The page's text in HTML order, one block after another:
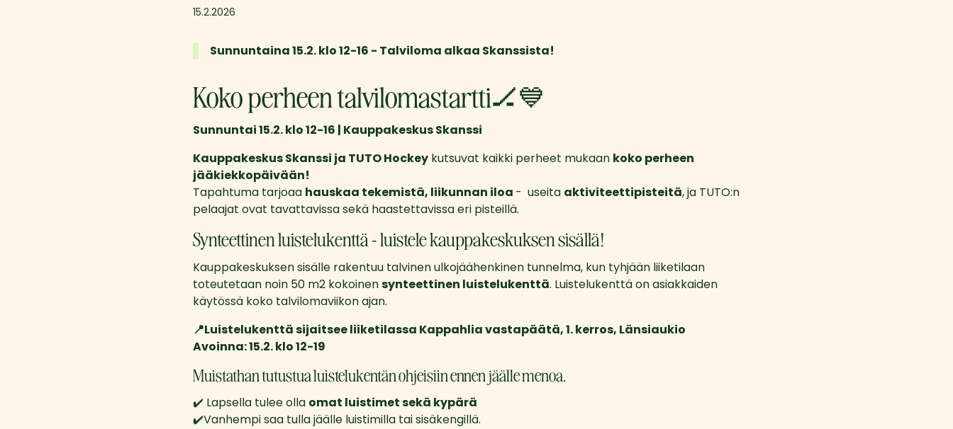
15.2.2026
Sunnuntaina 15.2. klo 12-16 - Talviloma alkaa Skanssista!
Koko perheen talvilomastartti🏒💙
Sunnuntai 15.2. klo 12-16 | Kauppakeskus Skanssi
Kauppakeskus Skanssi ja TUTO Hockey kutsuvat kaikki perheet mukaan koko perheen
jääkiekkopäivään!
Tapahtuma tarjoaa hauskaa tekemistä, liikunnan iloa -  useita aktiviteettipisteitä, ja TUTO:n
pelaajat ovat tavattavissa sekä haastettavissa eri pisteillä.
Synteettinen luistelukenttä - luistele kauppakeskuksen sisällä!
Kauppakeskuksen sisälle rakentuu talvinen ulkojäähenkinen tunnelma, kun tyhjään liiketilaan
toteutetaan noin 50 m2 kokoinen synteettinen luistelukenttä. Luistelukenttä on asiakkaiden
käytössä koko talvilomaviikon ajan.
📍Luistelukenttä sijaitsee liiketilassa Kappahlia vastapäätä, 1. kerros, Länsiaukio
Avoinna: 15.2. klo 12-19
Muistathan tutustua luistelukentän ohjeisiin ennen jäälle menoa.
✔️ Lapsella tulee olla omat luistimet sekä kypärä
✔️Vanhempi saa tulla jäälle luistimilla tai sisäkengillä.